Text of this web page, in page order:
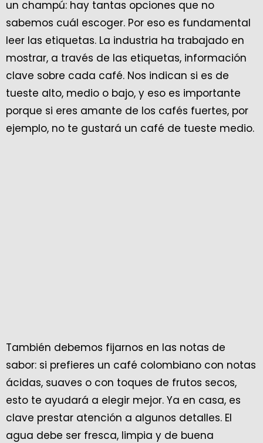
un champú: hay tantas opciones que no
sabemos cuál escoger. Por eso es fundamental
leer las etiquetas. La industria ha trabajado en
mostrar, a través de las etiquetas, información
clave sobre cada café. Nos indican si es de
tueste alto, medio o bajo, y eso es importante
porque si eres amante de los cafés fuertes, por
ejemplo, no te gustará un café de tueste medio.
También debemos fijarnos en las notas de
sabor: si prefieres un café colombiano con notas
ácidas, suaves o con toques de frutos secos,
esto te ayudará a elegir mejor. Ya en casa, es
clave prestar atención a algunos detalles. El
agua debe ser fresca, limpia y de buena